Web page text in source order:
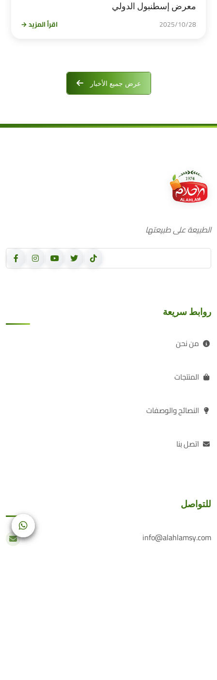
معرض إسطنبول الدولي
2025/10/28 اقرأ المزيد →
عرض جميع الأخبار
الطبيعة على طبيعتها
روابط سريعة
من نحن
المنتجات
النصائح والوصفات
اتصل بنا
للتواصل
info@alahlamsy.com